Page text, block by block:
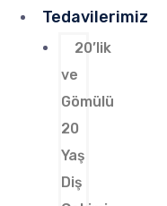
Tedavilerimiz
20’lik
ve
Gömülü
20
Yaş
Diş